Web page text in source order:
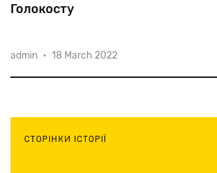
Голокосту
64 голосами проти 21
за «Закон про добровільну
admin • 18 March 2022
СТОРІНКИ ІСТОРІЇ